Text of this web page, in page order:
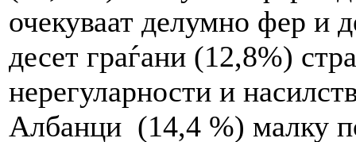
очекуваат делумно фер и
десет граѓани (12,8%)
нерегуларности и
Албанци (14,4 %) малку